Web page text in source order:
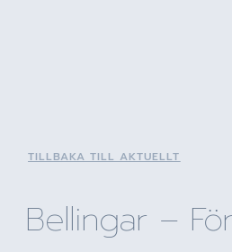
TILLBAKA TILL AKTUELLT
Bellingar –